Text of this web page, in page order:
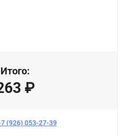
Итого:
₽
(926) 053-27-39